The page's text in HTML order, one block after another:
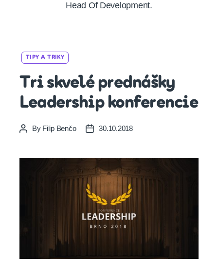
Head Of Development.
TIPY A TRIKY
Tri skvelé prednášky
Leadership konferencie
PostBy Filip Benčo
Post30.10.2018